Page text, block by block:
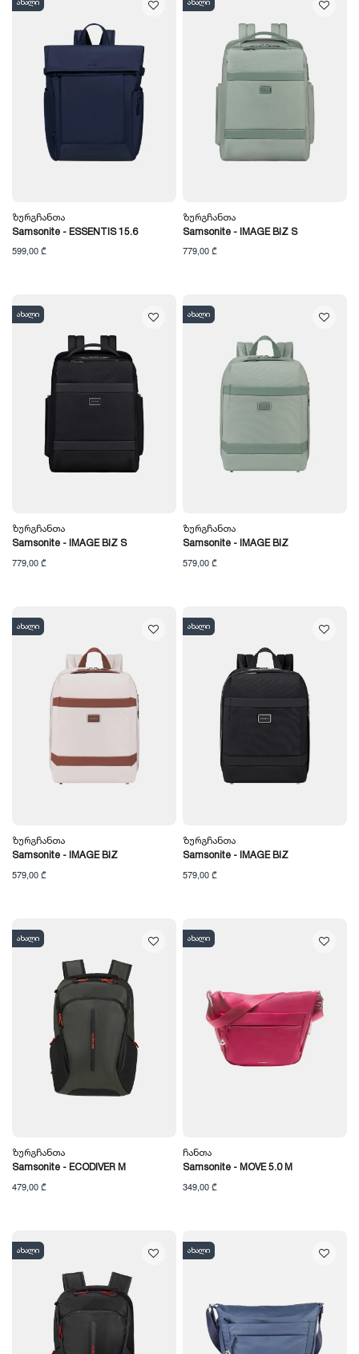
ახალი
Ზურგჩანთა
Samsonite - ESSENTIS 15.6
599,00 ₾
ახალი
Ზურგჩანთა
Samsonite - IMAGE BIZ S
779,00 ₾
ახალი
Ზურგჩანთა
Samsonite - IMAGE BIZ S
779,00 ₾
ახალი
Ზურგჩანთა
Samsonite - IMAGE BIZ
579,00 ₾
ახალი
Ზურგჩანთა
Samsonite - IMAGE BIZ
579,00 ₾
ახალი
Ზურგჩანთა
Samsonite - IMAGE BIZ
579,00 ₾
ახალი
Ზურგჩანთა
Samsonite - ECODIVER M
479,00 ₾
ახალი
Ჩანთა
Samsonite - MOVE 5.0 M
349,00 ₾
ახალი ახალი